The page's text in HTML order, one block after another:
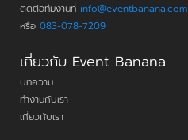
ติดต่อทีมงานที่ info@eventbanana.com
หรือ 083-078-7209
เกี่ยวกับ Event Banana
บทความ
ทำงานกับเรา
เกี่ยวกับเรา